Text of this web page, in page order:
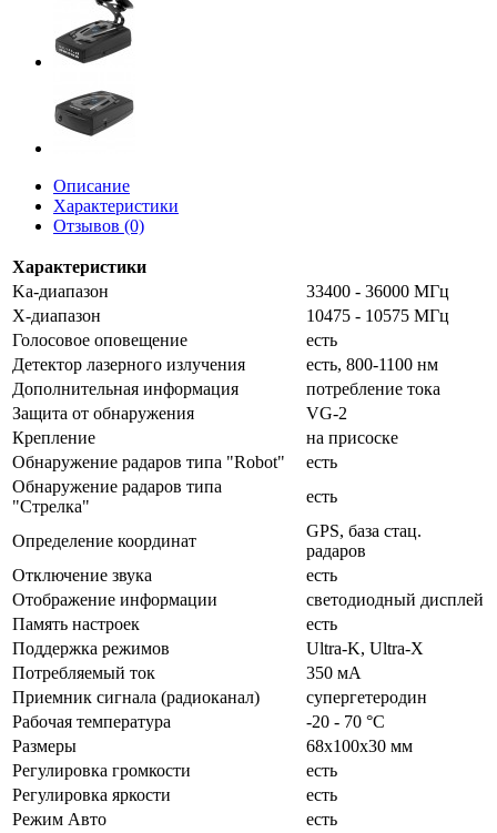
Описание
Характеристики
Отзывов (0)
Характеристики
Ka-диапазон
33400 - 36000 МГц
X-диапазон
10475 - 10575 МГц
Голосовое оповещение
есть
Детектор лазерного излучения
есть, 800-1100 нм
Дополнительная информация
потребление тока
Защита от обнаружения
VG-2
Крепление
на присоске
Обнаружение радаров типа "Robot"
есть
Обнаружение радаров типа
"Стрелка"
есть
Определение координат
GPS, база стац.
радаров
Отключение звука
есть
Отображение информации
светодиодный дисплей
Память настроек
есть
Поддержка режимов
Ultra-K, Ultra-X
Потребляемый ток
350 мА
Приемник сигнала (радиоканал)
супергетеродин
Рабочая температура
-20 - 70 °C
Размеры
68x100x30 мм
Регулировка громкости
есть
Регулировка яркости
есть
Режим Авто
есть